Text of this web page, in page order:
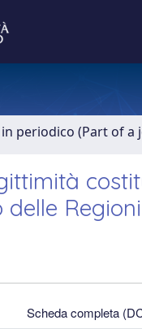
periodico (Part of a
Scheda completa